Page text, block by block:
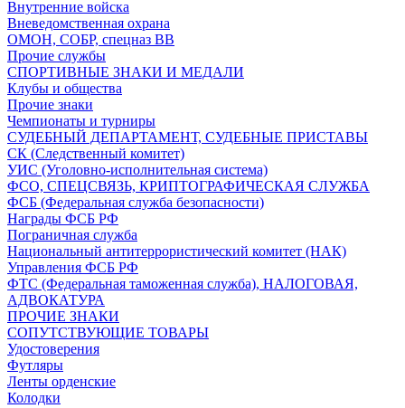
Внутренние войска
Вневедомственная охрана
ОМОН, СОБР, спецназ ВВ
Прочие службы
СПОРТИВНЫЕ ЗНАКИ И МЕДАЛИ
Клубы и общества
Прочие знаки
Чемпионаты и турниры
СУДЕБНЫЙ ДЕПАРТАМЕНТ, СУДЕБНЫЕ ПРИСТАВЫ
СК (Следственный комитет)
УИС (Уголовно-исполнительная система)
ФСО, СПЕЦСВЯЗЬ, КРИПТОГРАФИЧЕСКАЯ СЛУЖБА
ФСБ (Федеральная служба безопасности)
Награды ФСБ РФ
Пограничная служба
Национальный антитеррористический комитет (НАК)
Управления ФСБ РФ
ФТС (Федеральная таможенная служба), НАЛОГОВАЯ,
АДВОКАТУРА
ПРОЧИЕ ЗНАКИ
СОПУТСТВУЮЩИЕ ТОВАРЫ
Удостоверения
Футляры
Ленты орденские
Колодки